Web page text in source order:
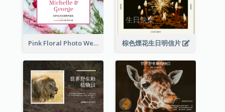
Pink Floral Photo Wedding Postcard 棕色煙花生日明信片